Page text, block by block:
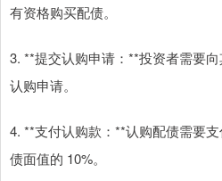
有资格购买配债。
3. **提交认购申请：**投资者需要
认购申请。
4. **支付认购款：**认购配债需要
债面值的 10%。